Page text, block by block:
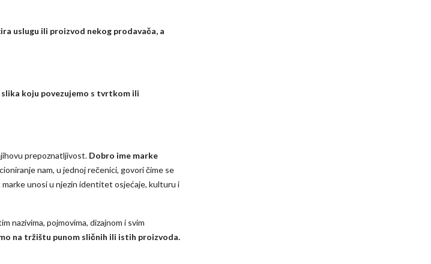
uslugu ili proizvod nekog prodavača, a
koju povezujemo s tvrtkom ili
prepoznatljivost. Dobro ime marke
nam, u jednoj rečenici, govori čime se
unosi u njezin identitet osjećaje, kulturu i
nazivima, pojmovima, dizajnom i svim
na tržištu punom sličnih ili istih proizvoda.